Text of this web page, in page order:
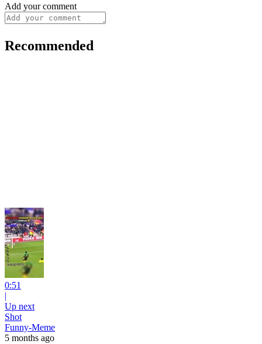
Add your comment
Recommended
0:51
|
Up next
Shot
Funny-Meme
5 months ago